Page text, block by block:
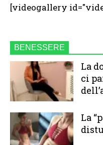
[videogallery
BENESSERE
La
ci
La